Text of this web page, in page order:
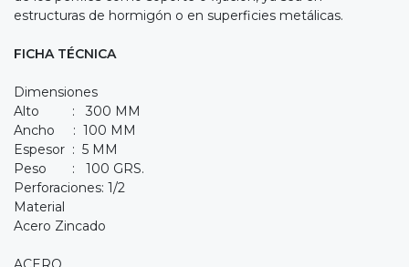
estructuras de hormigón o en superficies metálicas.
FICHA TÉCNICA
Dimensiones
Alto : 300 MM
Ancho : 100 MM
Espesor : 5 MM
Peso : 100 GRS.
Perforaciones: 1/2
Material
Acero Zincado